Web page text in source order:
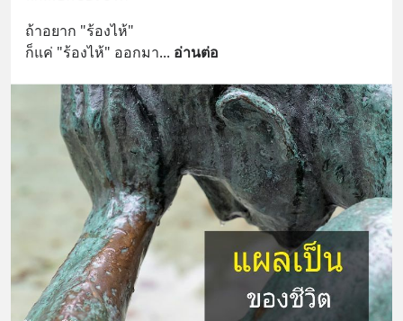
ถ้าอยาก "ร้องไห้"
ก็แค่ "ร้องไห้" ออกมา... อ่านต่อ